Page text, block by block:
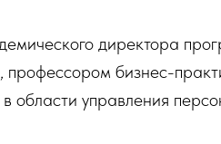
директора
профессором бизнес-
управления